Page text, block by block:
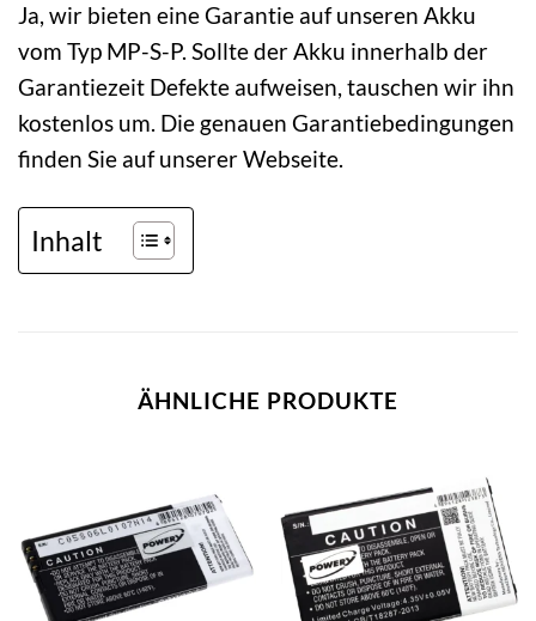
Ja, wir bieten eine Garantie auf unseren Akku
vom Typ MP-S-P. Sollte der Akku innerhalb der
Garantiezeit Defekte aufweisen, tauschen wir ihn
kostenlos um. Die genauen Garantiebedingungen
finden Sie auf unserer Webseite.
Inhalt
ÄHNLICHE PRODUKTE